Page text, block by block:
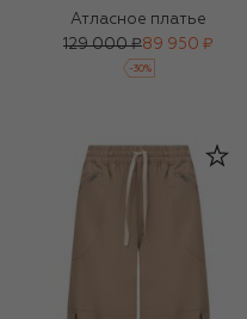
Атласное платье
129 000 ₽89 950 ₽
-30%